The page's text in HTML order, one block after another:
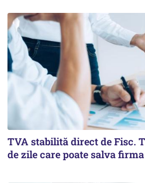
TVA stabilită direct de Fisc.
de zile care poate salva firma